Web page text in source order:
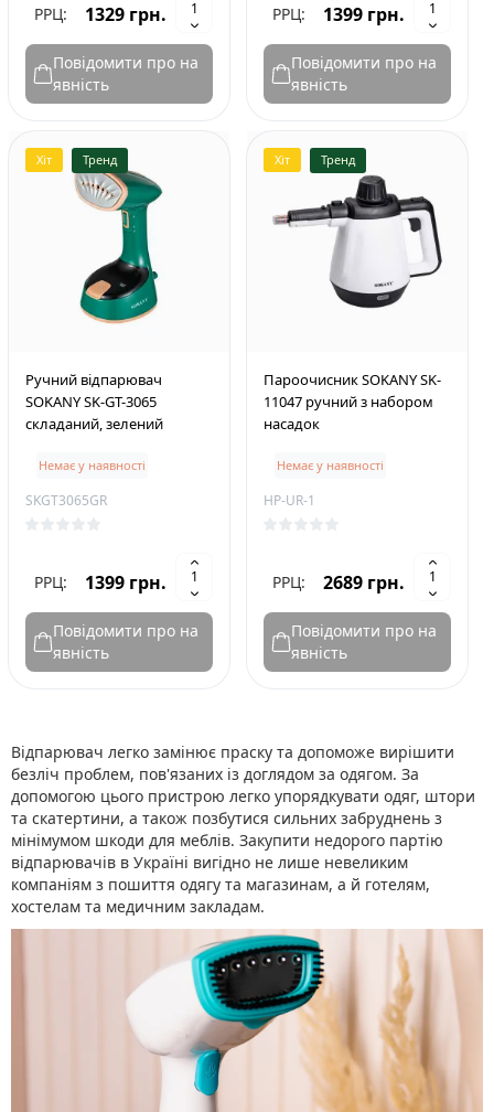
РРЦ: 1329 грн.
Повідомити про на
явність
РРЦ: 1399 грн.
Повідомити про на
явність
Хіт Тренд
Ручний відпарювач
SOKANY SK-GT-3065
складаний, зелений
Немає у наявності
SKGT3065GR
РРЦ: 1399 грн.
Повідомити про на
явність
Хіт Тренд
Пароочисник SOKANY SK-
11047 ручний з набором
насадок
Немає у наявності
HP-UR-1
РРЦ: 2689 грн.
Повідомити про на
явність
Відпарювач легко замінює праску та допоможе вирішити
безліч проблем, пов'язаних із доглядом за одягом. За
допомогою цього пристрою легко упорядкувати одяг, штори
та скатертини, а також позбутися сильних забруднень з
мінімумом шкоди для меблів. Закупити недорого партію
відпарювачів в Україні вигідно не лише невеликим
компаніям з пошиття одягу та магазинам, а й готелям,
хостелам та медичним закладам.